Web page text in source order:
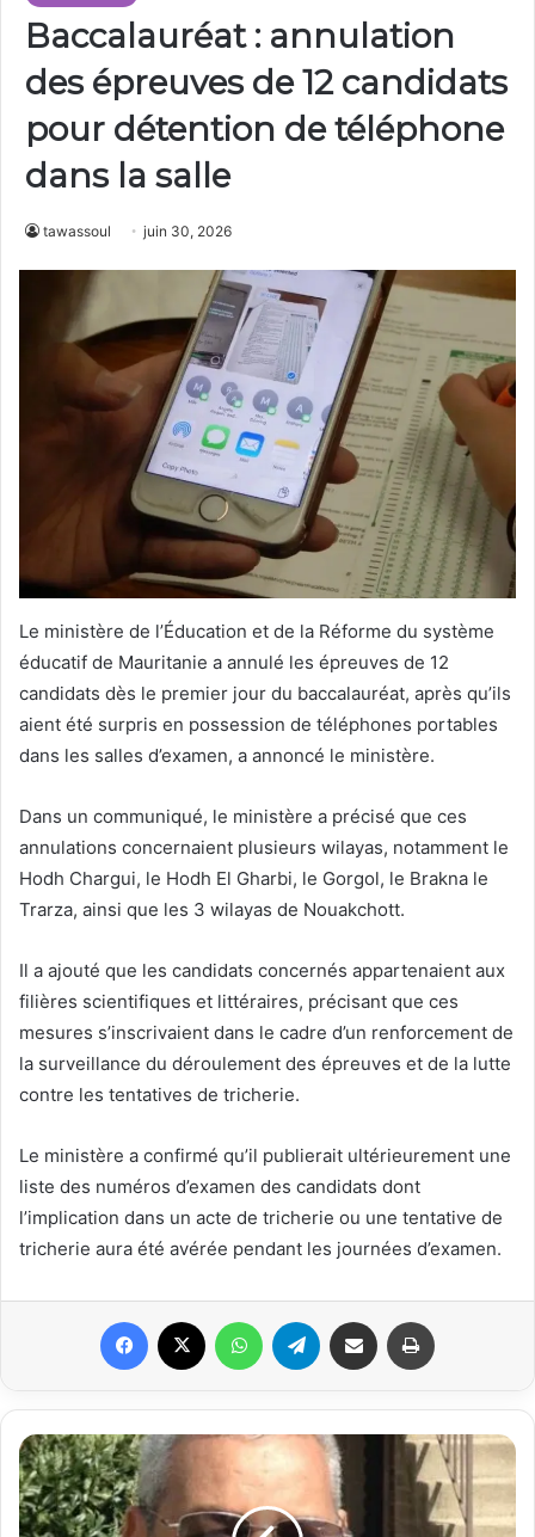
Baccalauréat : annulation
des épreuves de 12 candidats
pour détention de téléphone
dans la salle
tawassoul juin 30, 2026
Le ministère de l’Éducation et de la Réforme du système
éducatif de Mauritanie a annulé les épreuves de 12
candidats dès le premier jour du baccalauréat, après qu’ils
aient été surpris en possession de téléphones portables
dans les salles d’examen, a annoncé le ministère.
Dans un communiqué, le ministère a précisé que ces
annulations concernaient plusieurs wilayas, notamment le
Hodh Chargui, le Hodh El Gharbi, le Gorgol, le Brakna le
Trarza, ainsi que les 3 wilayas de Nouakchott.
Il a ajouté que les candidats concernés appartenaient aux
filières scientifiques et littéraires, précisant que ces
mesures s’inscrivaient dans le cadre d’un renforcement de
la surveillance du déroulement des épreuves et de la lutte
contre les tentatives de tricherie.
Le ministère a confirmé qu’il publierait ultérieurement une
liste des numéros d’examen des candidats dont
l’implication dans un acte de tricherie ou une tentative de
tricherie aura été avérée pendant les journées d’examen.
Facebook WhatsAppTelegram Partager par email